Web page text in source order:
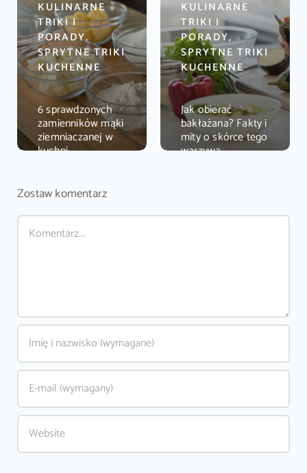
KULINARNE
TRIKI I
PORADY,
SPRYTNE TRIKI
KUCHENNE
6 sprawdzonych
zamienników mąki
ziemniaczanej w
kuchni
KULINARNE
TRIKI I
PORADY,
SPRYTNE TRIKI
KUCHENNE
Jak obierać
bakłażana? Fakty i
mity o skórce tego
warzywa
Zostaw komentarz
Comment